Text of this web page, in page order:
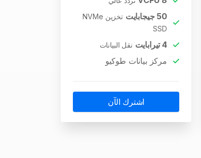
50 جيجابايت
تخزين NVMe
SSD
4تيرابايت نقل البيانات
مركز بيانات طوكيو
اشترك الآن